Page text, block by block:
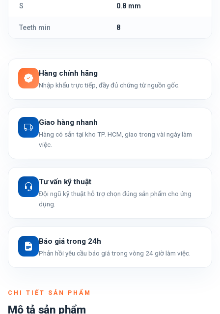
S 0.8 mm
Teeth min 8
Hàng chính hãng
Nhập khẩu trực tiếp, đầy đủ chứng từ nguồn gốc.
Giao hàng nhanh
Hàng có sẵn tại kho TP. HCM, giao trong vài ngày làm
việc.
Tư vấn kỹ thuật
Đội ngũ kỹ thuật hỗ trợ chọn đúng sản phẩm cho ứng
dụng.
Báo giá trong 24h
Phản hồi yêu cầu báo giá trong vòng 24 giờ làm việc.
CHI TIẾT SẢN PHẨM
Mô tả sản phẩm